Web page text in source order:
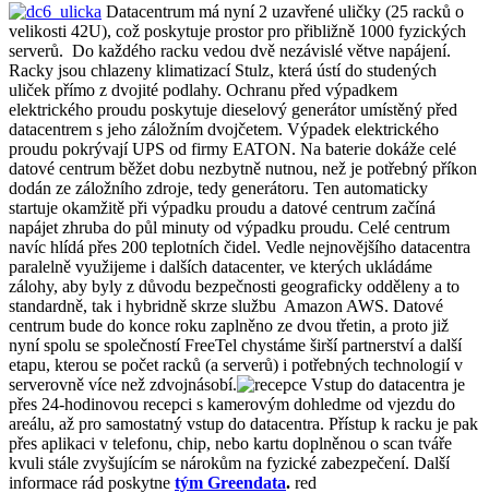
Datacentrum má nyní 2 uzavřené uličky (25 racků o
velikosti 42U), což poskytuje prostor pro přibližně 1000 fyzických
serverů. Do každého racku vedou dvě nezávislé větve napájení.
Racky jsou chlazeny klimatizací Stulz, která ústí do studených
uliček přímo z dvojité podlahy. Ochranu před výpadkem
elektrického proudu poskytuje dieselový generátor umístěný před
datacentrem s jeho záložním dvojčetem. Výpadek elektrického
proudu pokrývají UPS od firmy EATON. Na baterie dokáže celé
datové centrum běžet dobu nezbytně nutnou, než je potřebný příkon
dodán ze záložního zdroje, tedy generátoru. Ten automaticky
startuje okamžitě při výpadku proudu a datové centrum začíná
napájet zhruba do půl minuty od výpadku proudu. Celé centrum
navíc hlídá přes 200 teplotních čidel. Vedle nejnovějšího datacentra
paralelně využijeme i dalších datacenter, ve kterých ukládáme
zálohy, aby byly z důvodu bezpečnosti geograficky odděleny a to
standardně, tak i hybridně skrze službu Amazon AWS. Datové
centrum bude do konce roku zaplněno ze dvou třetin, a proto již
nyní spolu se společností FreeTel chystáme širší partnerství a další
etapu, kterou se počet racků (a serverů) i potřebných technologií v
serverovně více než zdvojnásobí.
Vstup do datacentra je
přes 24-hodinovou recepci s kamerovým dohledme od vjezdu do
areálu, až pro samostatný vstup do datacentra. Přístup k racku je pak
přes aplikaci v telefonu, chip, nebo kartu doplněnou o scan tváře
kvuli stále zvyšujícím se nárokům na fyzické zabezpečení. Další
informace rád poskytne tým Greendata. red